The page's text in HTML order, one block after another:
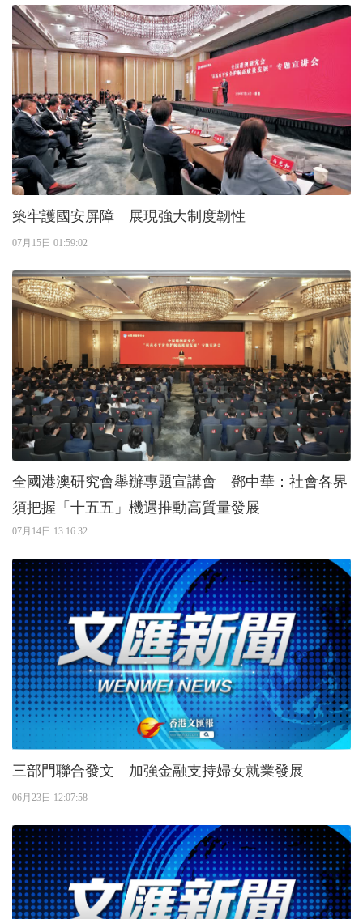
築牢護國安屏障 展現強大制度韌性
07月15日 01:59:02
全國港澳研究會舉辦專題宣講會 鄧中華：社會各界
須把握「十五五」機遇推動高質量發展
07月14日 13:16:32
三部門聯合發文 加強金融支持婦女就業發展
06月23日 12:07:58